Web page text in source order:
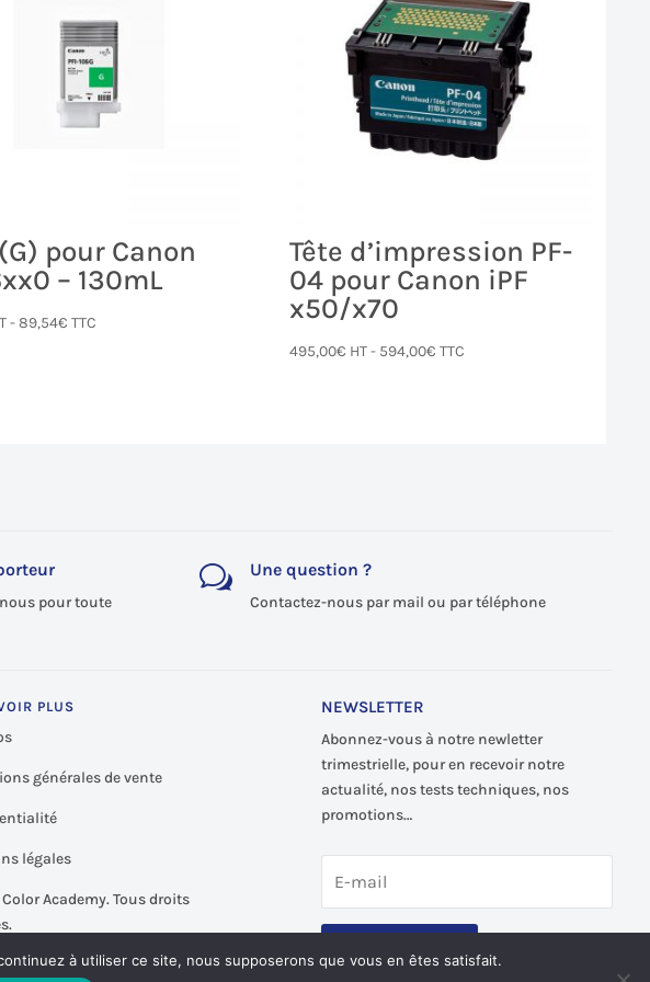
pour Canon
– 130mL
-89,54€ TTC
Tête d’impression PF-
04 pour Canon iPF
x50/x70
495,00€ HT - 594,00€ TTC
pour toute
w Une question ?
Contactez-nous par mail ou par téléphone
PLUS
générales de vente
légales
Color Academy. Tous droits
NEWSLETTER
Abonnez-vous à notre newletter
trimestrielle, pour en recevoir notre
actualité, nos tests techniques, nos
promotions…
à utiliser ce site, nous supposerons que vous en êtes satisfait.